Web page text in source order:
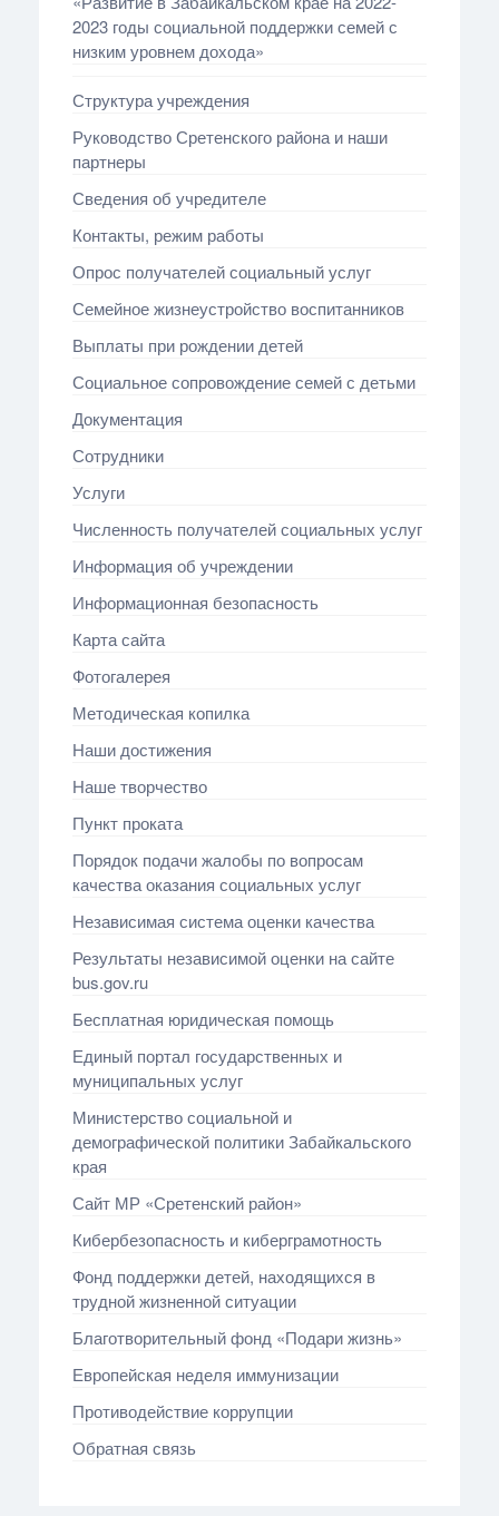
2023 годы социальной поддержки семей с
низким уровнем дохода»
Структура учреждения
Руководство Сретенского района и наши
партнеры
Сведения об учредителе
Контакты, режим работы
Опрос получателей социальный услуг
Семейное жизнеустройство воспитанников
Выплаты при рождении детей
Социальное сопровождение семей с детьми
Документация
Сотрудники
Услуги
Численность получателей социальных услуг
Информация об учреждении
Информационная безопасность
Карта сайта
Фотогалерея
Методическая копилка
Наши достижения
Наше творчество
Пункт проката
Порядок подачи жалобы по вопросам
качества оказания социальных услуг
Независимая система оценки качества
Результаты независимой оценки на сайте
bus.gov.ru
Бесплатная юридическая помощь
Единый портал государственных и
муниципальных услуг
Министерство социальной и
демографической политики Забайкальского
края
Сайт МР «Сретенский район»
Кибербезопасность и киберграмотность
Фонд поддержки детей, находящихся в
трудной жизненной ситуации
Благотворительный фонд «Подари жизнь»
Европейская неделя иммунизации
Противодействие коррупции
Обратная связь